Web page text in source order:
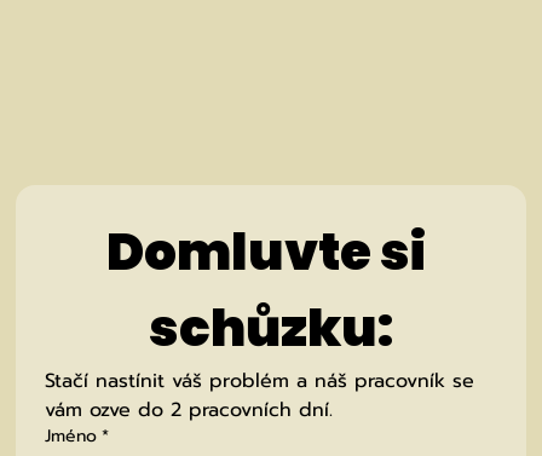
Domluvte si
schůzku:
Stačí nastínit váš problém a náš pracovník se
vám ozve do 2 pracovních dní.
Jméno *